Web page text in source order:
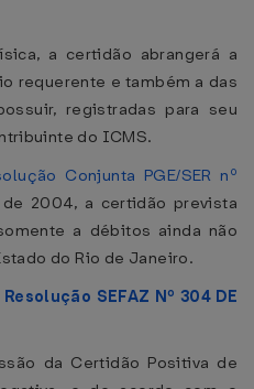
a certidão abrangerá a
requerente e também a das
registradas para seu
do ICMS.
Conjunta PGE/SER nº
2004, a certidão prevista
a débitos ainda não
do Rio de Janeiro.
Resolução SEFAZ Nº 304 DE
da Certidão Positiva de